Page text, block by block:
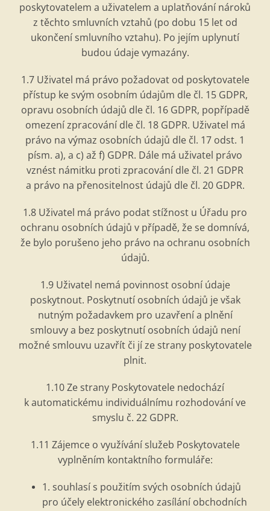
poskytovatelem a uživatelem a uplatňování nároků
z těchto smluvních vztahů (po dobu 15 let od
ukončení smluvního vztahu). Po jejím uplynutí
budou údaje vymazány.
1.7 Uživatel má právo požadovat od poskytovatele
přístup ke svým osobním údajům dle čl. 15 GDPR,
opravu osobních údajů dle čl. 16 GDPR, popřípadě
omezení zpracování dle čl. 18 GDPR. Uživatel má
právo na výmaz osobních údajů dle čl. 17 odst. 1
písm. a), a c) až f) GDPR. Dále má uživatel právo
vznést námitku proti zpracování dle čl. 21 GDPR
a právo na přenositelnost údajů dle čl. 20 GDPR.
1.8 Uživatel má právo podat stížnost u Úřadu pro
ochranu osobních údajů v případě, že se domnívá,
že bylo porušeno jeho právo na ochranu osobních
údajů.
1.9 Uživatel nemá povinnost osobní údaje
poskytnout. Poskytnutí osobních údajů je však
nutným požadavkem pro uzavření a plnění
smlouvy a bez poskytnutí osobních údajů není
možné smlouvu uzavřít či jí ze strany poskytovatele
plnit.
1.10 Ze strany Poskytovatele nedochází
k automatickému individuálnímu rozhodování ve
smyslu č. 22 GDPR.
1.11 Zájemce o využívání služeb Poskytovatele
vyplněním kontaktního formuláře:
1. souhlasí s použitím svých osobních údajů
pro účely elektronického zasílání obchodních